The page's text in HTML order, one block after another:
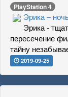
PlayStation 4
Эрика –
Эрика -
пересечение
тайну
2019-09-25